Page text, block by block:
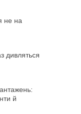
не на
дивляться
й